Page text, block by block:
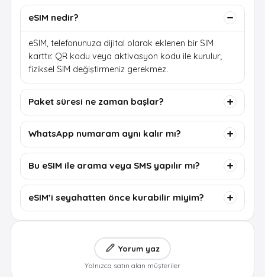
eSIM nedir?
eSIM, telefonunuza dijital olarak eklenen bir SIM
karttır. QR kodu veya aktivasyon kodu ile kurulur;
fiziksel SIM değiştirmeniz gerekmez.
Paket süresi ne zaman başlar?
WhatsApp numaram aynı kalır mı?
Bu eSIM ile arama veya SMS yapılır mı?
eSIM’i seyahatten önce kurabilir miyim?
Yorum yaz
Yalnızca satın alan müşteriler